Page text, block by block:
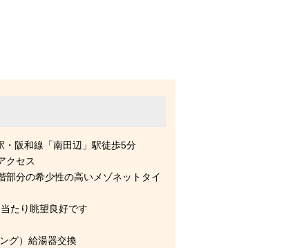
・阪和線「南田辺」駅徒歩5分
クセス
部分の希少性の高いメゾネットタイ
たり眺望良好です
グ）給湯器交換